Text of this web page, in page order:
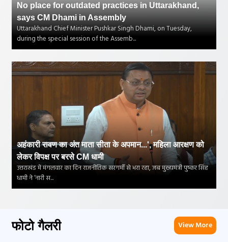
No place for outdated practices in Uttarakhand,
says CM Dhami in Assembly
Uttarakhand Chief Minister Pushkar Singh Dhami, on Tuesday,
during the special session of the Assemb...
अहंकारी रावण का अंत माता सीता के अपमान...', महिला आरक्षण को
लेकर विपक्ष पर बरसे CM धामी
उत्तराखंड में मंगलवार का दिन राजनीतिक सरगर्मी से भरा रहा, जब मुख्यमंत्री पुष्कर सिंह
धामी ने ‘नारी स...
फोटो गैलरी View More